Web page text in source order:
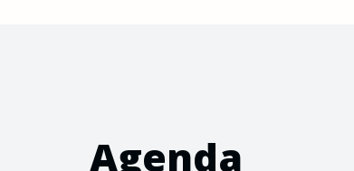
Agenda